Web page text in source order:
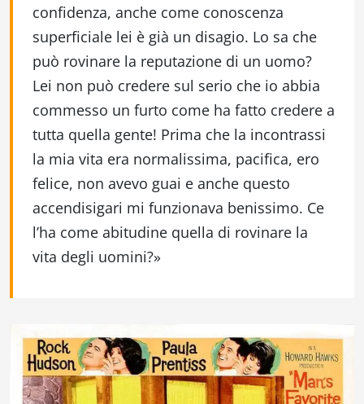
confidenza, anche come conoscenza
superficiale lei è già un disagio. Lo sa che
può rovinare la reputazione di un uomo?
Lei non può credere sul serio che io abbia
commesso un furto come ha fatto credere a
tutta quella gente! Prima che la incontrassi
la mia vita era normalissima, pacifica, ero
felice, non avevo guai e anche questo
accendisigari mi funzionava benissimo. Ce
l’ha come abitudine quella di rovinare la
vita degli uomini?»